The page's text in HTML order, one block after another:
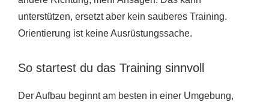
unterstützen, ersetzt aber kein sauberes Training.
Orientierung ist keine Ausrüstungssache.
So startest du das Training sinnvoll
Der Aufbau beginnt am besten in einer Umgebung,